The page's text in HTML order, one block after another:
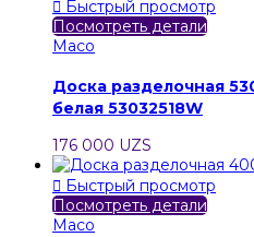
 Быстрый просмотр
Посмотреть детали
Maco
Доска разделочная
белая 53032518W
176 000 UZS
 Быстрый просмотр
Посмотреть детали
Maco